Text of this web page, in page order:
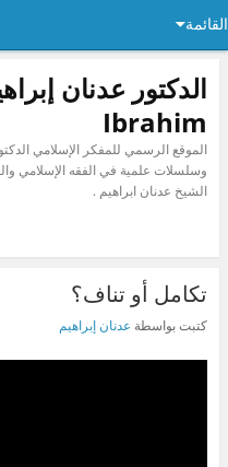
القائمة
Ibrahim
الموقع الرسمي للمفكر الإسلامي
وسلسلات علمية في الفقه الإسلامي
الشيخ عدنان ابراهيم .
تكامل أو تناف؟
كتبت بواسطة عدنان إبراهيم